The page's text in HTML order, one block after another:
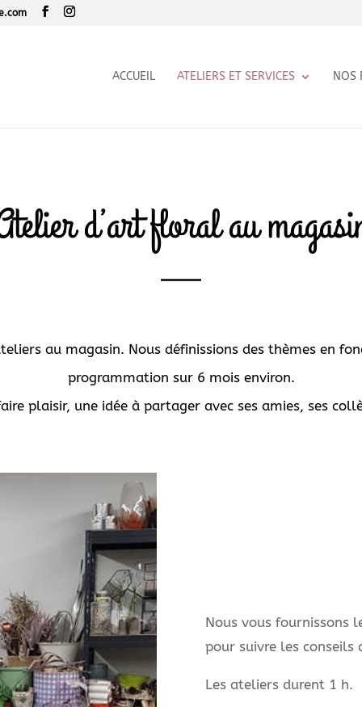
ACCUEIL ATELIERS ET SERVICES NOS
d’art floral au
au magasin. Nous définissions des thèmes en
programmation sur 6 mois environ.
plaisir, une idée à partager avec ses amies, ses
Nous vous fournissons
pour suivre les conseils
Les ateliers durent 1 h.